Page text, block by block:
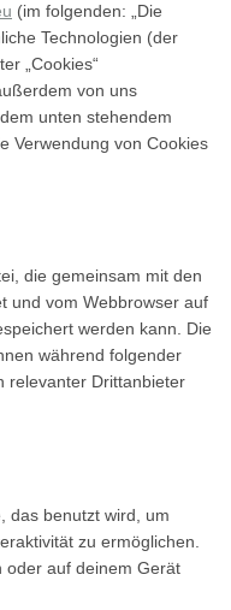
(im folgenden: „Die
Technologien (der
„Cookies“
von uns
unten stehendem
Verwendung von Cookies
die gemeinsam mit den
und vom Webbrowser auf
werden kann. Die
während folgender
relevanter Drittanbieter
das benutzt wird, um
zu ermöglichen.
oder auf deinem Gerät